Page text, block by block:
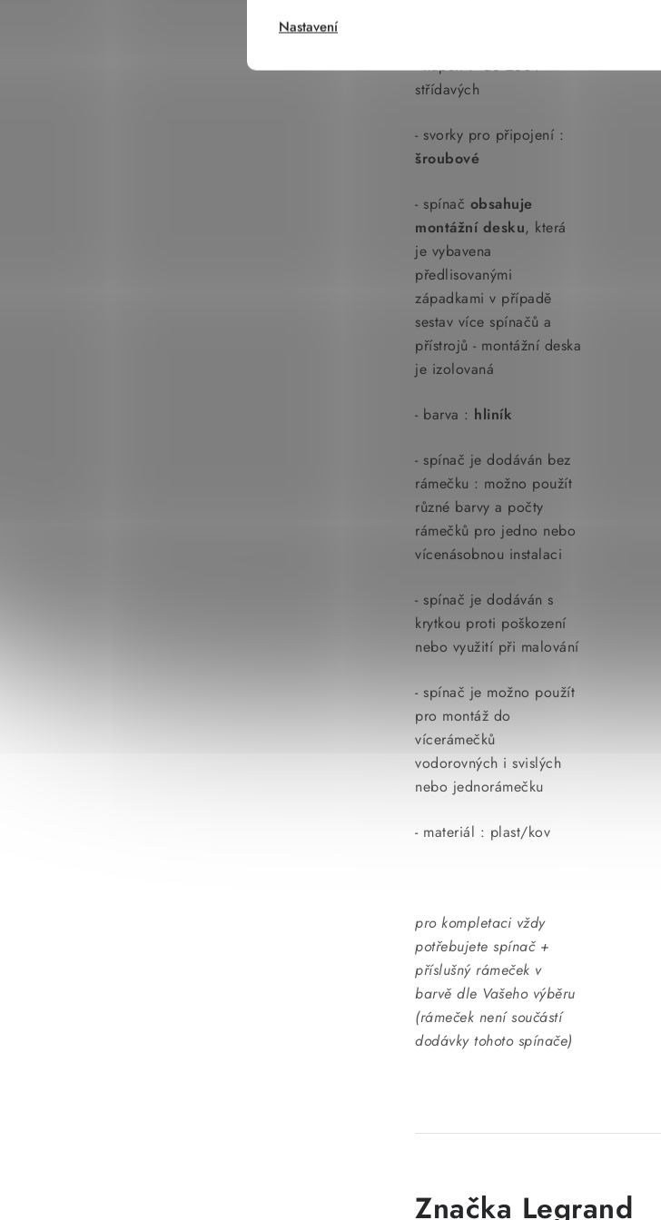
Nastavení
- napětí : do 250V
střídavých
- svorky pro připojení :
šroubové
- spínač obsahuje
montážní desku, která
je vybavena
předlisovanými
západkami v případě
sestav více spínačů a
přístrojů - montážní deska
je izolovaná
- barva : hliník
- spínač je dodáván bez
rámečku : možno použít
různé barvy a počty
rámečků pro jedno nebo
vícenásobnou instalaci
- spínač je dodáván s
krytkou proti poškození
nebo využití při malování
- spínač je možno použít
pro montáž do
vícerámečků
vodorovných i svislých
nebo jednorámečku
- materiál : plast/kov
pro kompletaci vždy
potřebujete spínač +
příslušný rámeček v
barvě dle Vašeho výběru
(rámeček není součástí
dodávky tohoto spínače)
Značka Legrand